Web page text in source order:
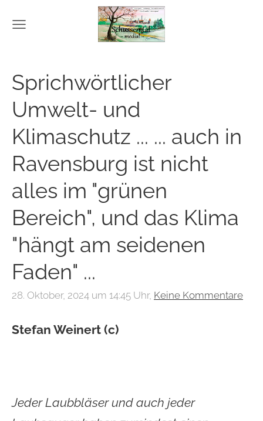
Sprichwörtlicher
Umwelt- und
Klimaschutz ... ... auch in
Ravensburg ist nicht
alles im "grünen
Bereich", und das Klima
"hängt am seidenen
Faden" ...
28. Oktober, 2024 um 14:45 Uhr, Keine Kommentare
Stefan Weinert (c)
Jeder Laubbläser und auch jeder